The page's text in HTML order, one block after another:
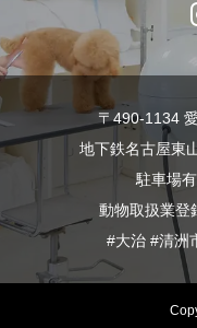
〒490-1134
地下鉄名古屋東
駐車場
動物取扱業登
#大治 #清洲